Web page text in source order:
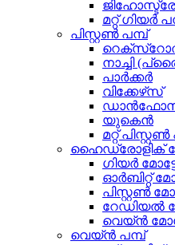
മറ്റ് ഗിയർ
പിസ്റ്റൺ പമ്പ്
നാച്ചി
പാർക്കർ
വിക്കേഴ്‌സ്
ഡാൻഫോസ്
യുകെൻ
മറ്റ്
ഹൈഡ്രോളിക്
ഗിയർ
ഓർബിറ്റ്
പിസ്റ്റൺ
റേഡിയൽ
വെയ്ൻ
വെയ്ൻ പമ്പ്